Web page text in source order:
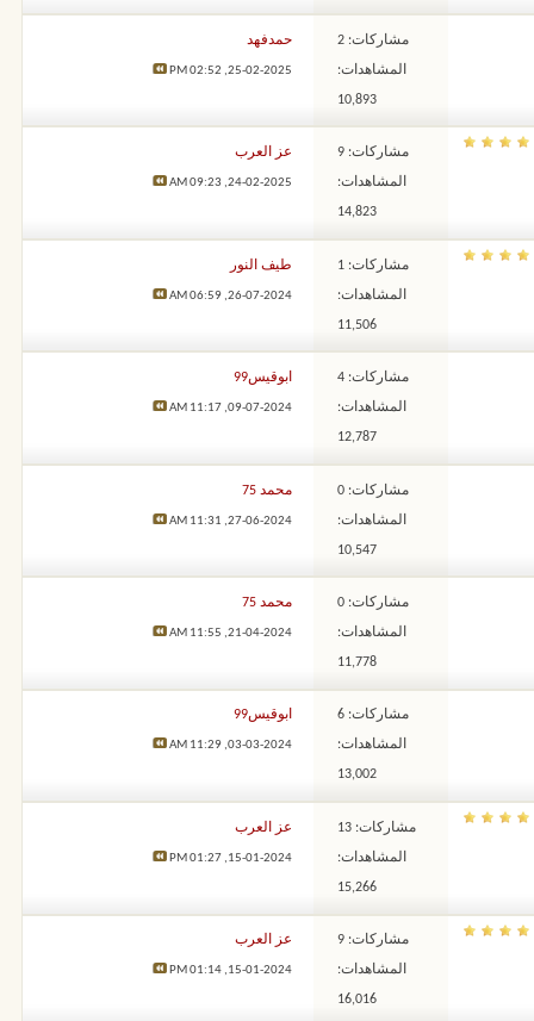
مشاركات: 2
المشاهدات:
10,893
حمدفهد
25-02-2025,
02:52 PM
مشاركات: 9
المشاهدات:
14,823
عز العرب
24-02-2025,
09:23 AM
مشاركات: 1
المشاهدات:
11,506
طيف النور
26-07-2024,
06:59 AM
مشاركات: 4
المشاهدات:
12,787
ابوقيس99
09-07-2024,
11:17 AM
مشاركات: 0
المشاهدات:
10,547
محمد 75
27-06-2024,
11:31 AM
مشاركات: 0
المشاهدات:
11,778
محمد 75
21-04-2024,
11:55 AM
مشاركات: 6
المشاهدات:
13,002
ابوقيس99
03-03-2024,
11:29 AM
مشاركات: 13
المشاهدات:
15,266
عز العرب
15-01-2024,
01:27 PM
مشاركات: 9
المشاهدات:
16,016
عز العرب
15-01-2024,
01:14 PM